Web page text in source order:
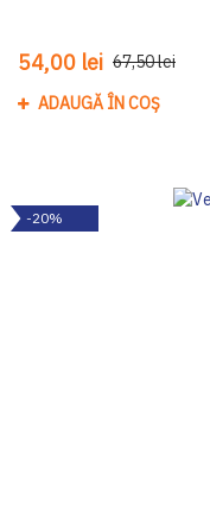
54,00 lei 67,50 lei
ADAUGĂ ÎN COȘ
-20%